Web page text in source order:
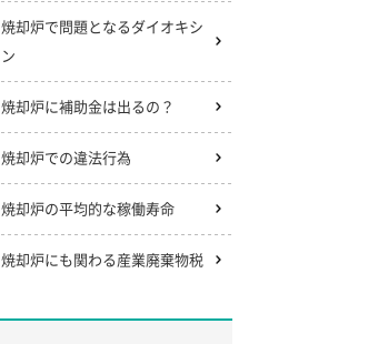
焼却炉で問題となるダイオキシ
ン
焼却炉に補助金は出るの？
焼却炉での違法行為
焼却炉の平均的な稼働寿命
焼却炉にも関わる産業廃棄物税